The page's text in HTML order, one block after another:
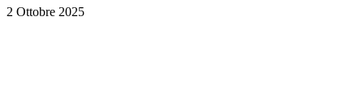
2 Ottobre 2025